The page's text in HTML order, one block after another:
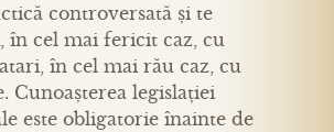
controversată și te
în cel mai fericit caz, cu
în cel mai rău caz, cu
Cunoașterea legislației
este obligatorie înainte de